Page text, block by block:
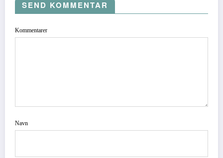
SEND KOMMENTAR
Kommentarer
Navn